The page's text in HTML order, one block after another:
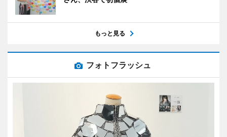
もっと見る
フォトフラッシュ